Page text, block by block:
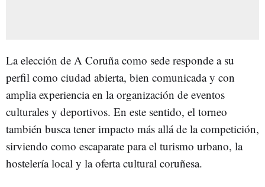
La elección de A Coruña como sede responde a su
perfil como ciudad abierta, bien comunicada y con
amplia experiencia en la organización de eventos
culturales y deportivos. En este sentido, el torneo
también busca tener impacto más allá de la competición,
sirviendo como escaparate para el turismo urbano, la
hostelería local y la oferta cultural coruñesa.